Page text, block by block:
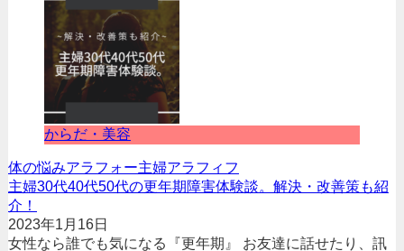
からだ・美容
体の悩みアラフォー主婦アラフィフ
主婦30代40代50代の更年期障害体験談。解決・改善策も紹
介！
2023年1月16日
女性なら誰でも気になる『更年期』 お友達に話せたり、訊